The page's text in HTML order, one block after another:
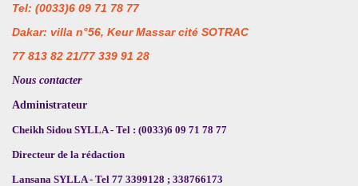
Tel: (0033)6 09 71 78 77
Dakar: villa n°56, Keur Massar cité SOTRAC
77 813 82 21/77 339 91 28
Nous contacter
Administrateur
Cheikh Sidou SYLLA - Tel : (0033)6 09 71 78 77
Directeur de la rédaction
Lansana SYLLA - Tel 77 3399128 ; 338766173